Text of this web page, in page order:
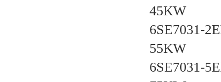
45KW
6SE7031-
55KW
6SE7031-